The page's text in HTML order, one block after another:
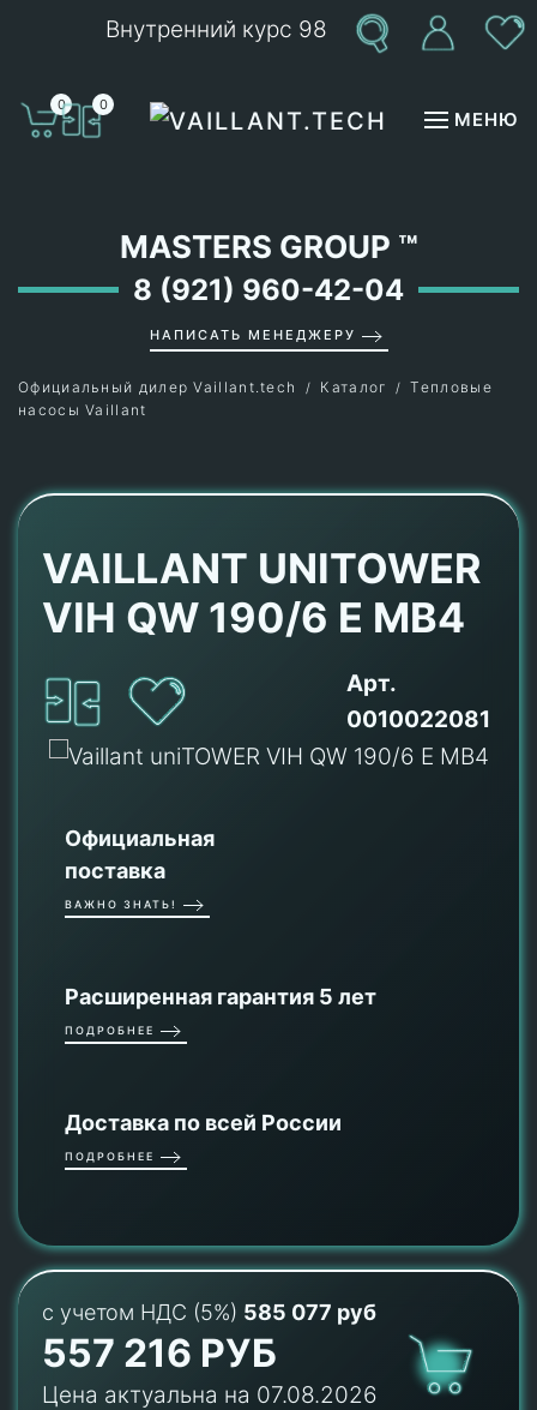
Внутренний курс 98
0 0
МЕНЮ
MASTERS GROUP ™
8 (921) 960-42-04
НАПИСАТЬ МЕНЕДЖЕРУ
Официальный дилер Vaillant.tech Каталог
Тепловые
насосы Vaillant
VAILLANT UNITOWER
VIH QW 190/6 E MB4
Арт.
0010022081
Официальная
поставка
ВАЖНО ЗНАТЬ!
Расширенная гарантия 5 лет
ПОДРОБНЕЕ
Доставка по всей России
ПОДРОБНЕЕ
с учетом НДС (5%) 585 077 руб
557 216 РУБ
Цена актуальна на 07.08.2026